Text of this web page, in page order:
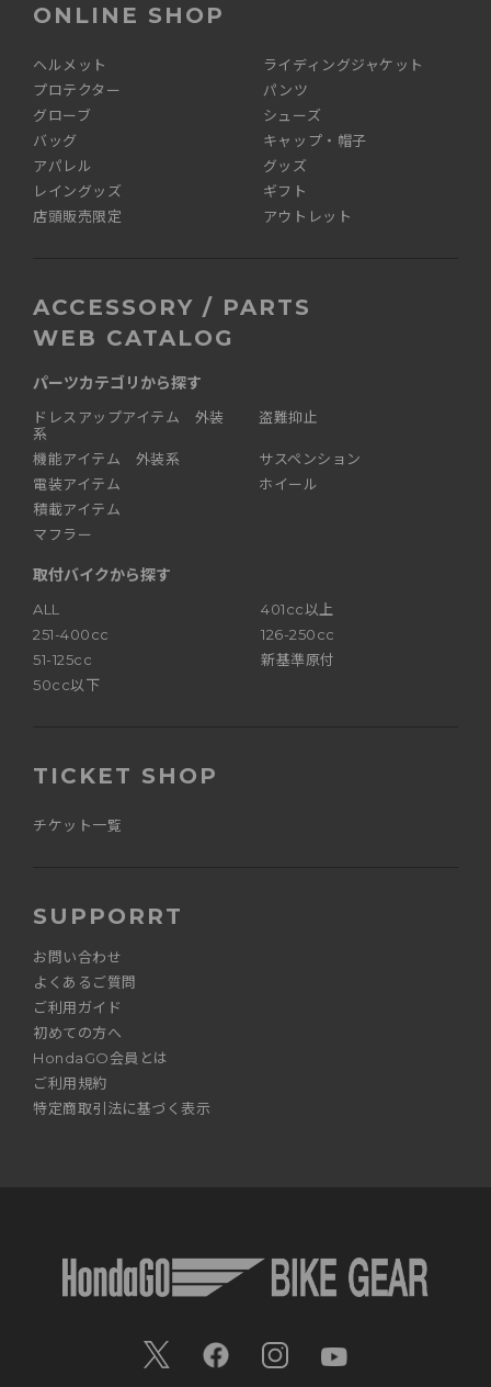
ONLINE SHOP
ヘルメット
ライディングジャケット
プロテクター
パンツ
グローブ
シューズ
バッグ
キャップ・帽子
アパレル
グッズ
レイングッズ
ギフト
店頭販売限定
アウトレット
ACCESSORY / PARTS
WEB CATALOG
パーツカテゴリから探す
ドレスアップアイテム 外装
系
機能アイテム 外装系
電装アイテム
積載アイテム
マフラー
盗難抑止
サスペンション
ホイール
取付バイクから探す
ALL
401cc以上
251-400cc
126-250cc
51-125cc
新基準原付
50cc以下
TICKET SHOP
チケット一覧
SUPPORRT
お問い合わせ
よくあるご質問
ご利用ガイド
初めての方へ
HondaGO会員とは
ご利用規約
特定商取引法に基づく表示